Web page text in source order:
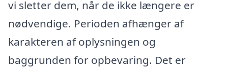
vi sletter dem, når de ikke længere er
nødvendige. Perioden afhænger af
karakteren af oplysningen og
baggrunden for opbevaring. Det er